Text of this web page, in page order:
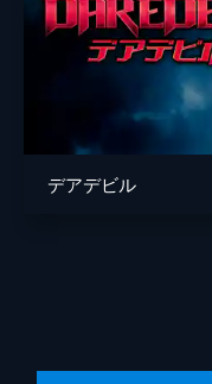
デアデビル